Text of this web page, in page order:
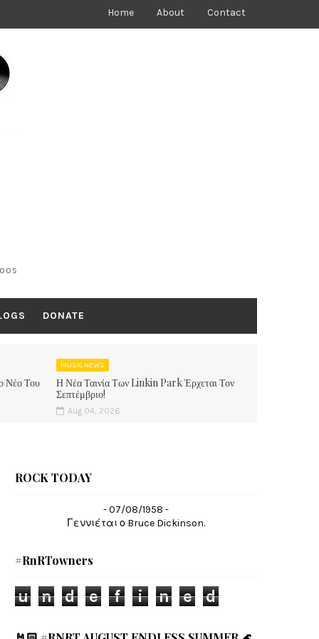
Home About Contact
DONATE
Νέο Του
MUSIC NEWS
Η Νέα Ταινία Των Linkin Park Έρχεται Τον
Σεπτέμβριο!
Aug 04, 2026
ROCK TODAY
- 07/08/1958 -
Γεννιέται ο Bruce Dickinson.
#RnRTowners
u n d e f i n e d